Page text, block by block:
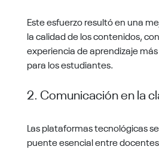
Este esfuerzo resultó en una
la calidad de los contenidos,
experiencia de aprendizaje
para los estudiantes.
2. Comunicación en la
Las plataformas tecnológicas
puente esencial entre